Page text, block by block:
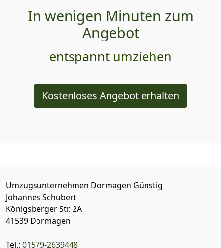
In wenigen Minuten zum
Angebot
entspannt umziehen
Kostenloses Angebot erhalten
Umzugsunternehmen Dormagen Günstig
Johannes Schubert
Königsberger Str. 2A
41539 Dormagen
Tel.: 01579-2639448